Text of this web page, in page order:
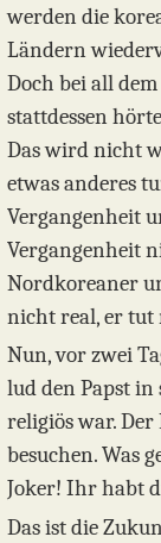
werden die
Ländern
Doch bei all
stattdessen
Das wird nicht
etwas anderes
Vergangenheit
Vergangenheit
Nordkoreaner
nicht real, er tut
Nun, vor zwei
lud den Papst in
religiös war.
besuchen. Was
Joker! Ihr habt
Das ist die